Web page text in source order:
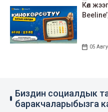
Көл
05
Биздин социалдык
баракчаларыбызга